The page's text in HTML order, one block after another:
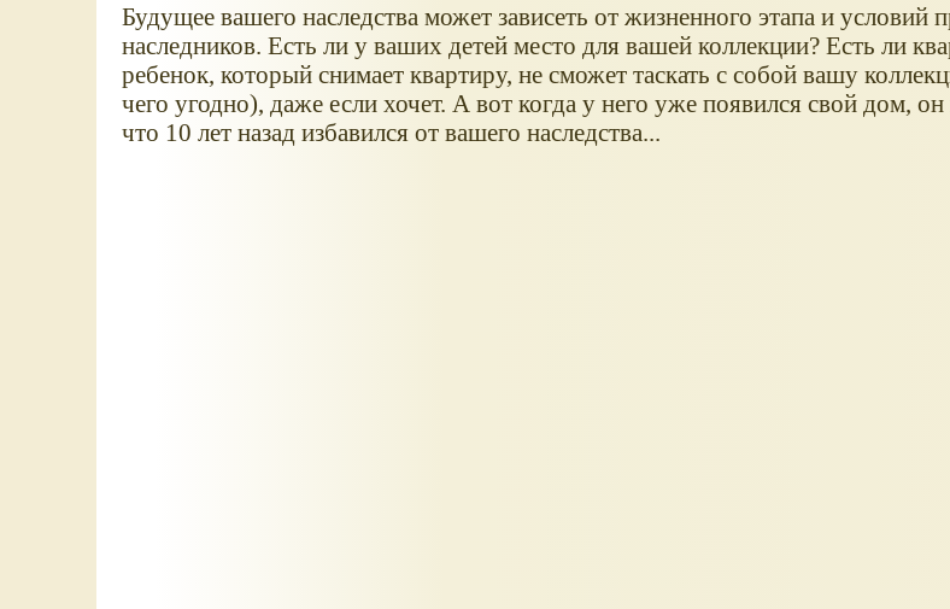
Будущее вашего наследства может зависеть от жизненного этапа и условий
наследников. Есть ли у ваших детей место для вашей коллекции? Есть ли
ребенок, который снимает квартиру, не сможет таскать с собой вашу
чего угодно), даже если хочет. А вот когда у него уже появился свой дом,
что 10 лет назад избавился от вашего наследства...